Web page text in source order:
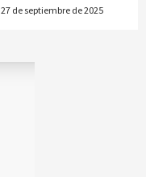
27 de septiembre de 2025